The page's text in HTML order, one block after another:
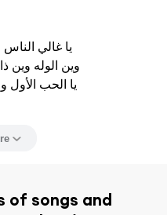
يا غالي
وين الوله وين
يا الحب
of songs and